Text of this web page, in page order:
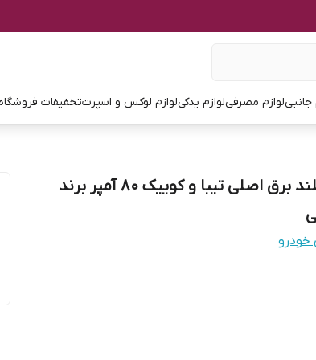
جانبیلوازم مصرفیلوازم یدکیلوازم لوکس و اسپرتتخفیفات
فیوز دوپایه نری بلند برق اصلی تیبا و کوییک 80 آمپر برند
خودرو